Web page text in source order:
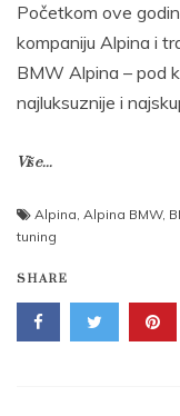
Početkom ove
kompaniju Alpina i
BMW Alpina – pod
najluksuznije i
Više...
Alpina, Alpina BMW,
tuning
SHARE